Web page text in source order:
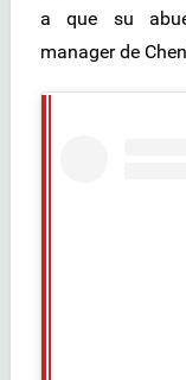
a que su
manager de